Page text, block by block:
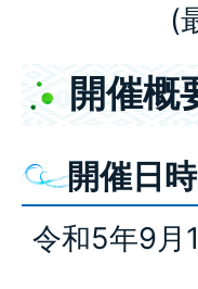
(
開催概
開催日時
令和5年9月